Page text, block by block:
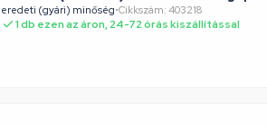
eredeti (gyári) minőség•Cikkszám: 403218
1 db ezen az áron, 24-72 órás kiszállítással